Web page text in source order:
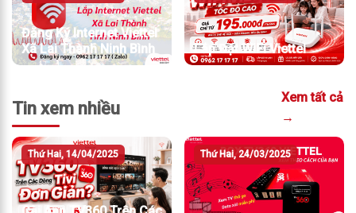
Đăng Ký Internet Viettel
Xã Lai Thành Ninh Bình
Lắp Đặt WiFi Viettel
Tin xem nhiều
Xem tất cả
→
Thứ Hai, 14/04/2025 Thứ Hai, 24/03/2025